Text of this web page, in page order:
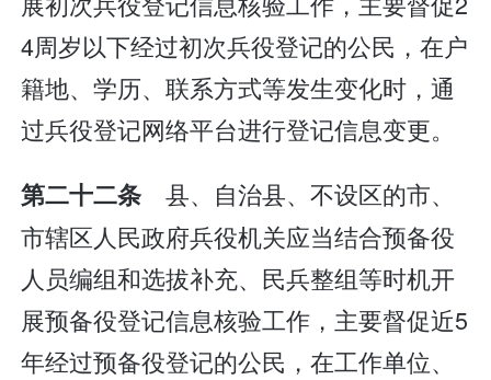
4周岁以下经过初次兵役登记的公民，在户
籍地、学历、联系方式等发生变化时，通
过兵役登记网络平台进行登记信息变更。
第二十二条 县、自治县、不设区的市、
市辖区人民政府兵役机关应当结合预备役
人员编组和选拔补充、民兵整组等时机开
展预备役登记信息核验工作，主要督促近5
年经过预备役登记的公民，在工作单位、